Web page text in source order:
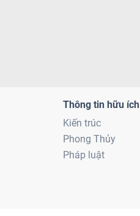
Thông tin hữu ích
Kiến trúc
Phong Thủy
Pháp luật